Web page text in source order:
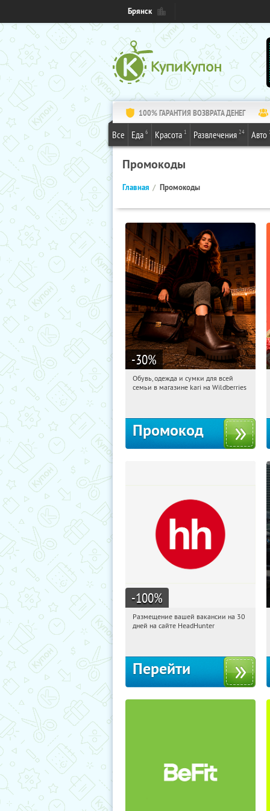
Брянск
100% ГАРАНТИЯ ВОЗВРАТА ДЕНЕГ
Все Еда 6 Красота 1 Развлечения 24 Авто
Промокоды
Главная Промокоды
-30%
15:31:20 Получили:
Обувь, одежда и сумки для всей
семьи в магазине kari на Wildberries
Промокод
-100%
15:31:20
Получи первым!
Размещение вашей вакансии на 30
дней на сайте HeadHunter
Перейти